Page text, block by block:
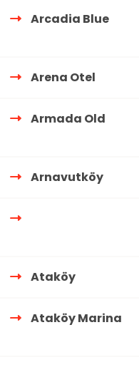
Arcadia Blue
Arena Otel
Armada Old
Arnavutköy
Ataköy
Ataköy Marina